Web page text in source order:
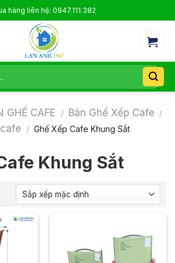
hàng liên hệ: 0947.111.382
GHẾ CAFE / Bàn Ghế Xếp Cafe /
/ Ghế Xếp Cafe Khung Sắt
Khung Sắt